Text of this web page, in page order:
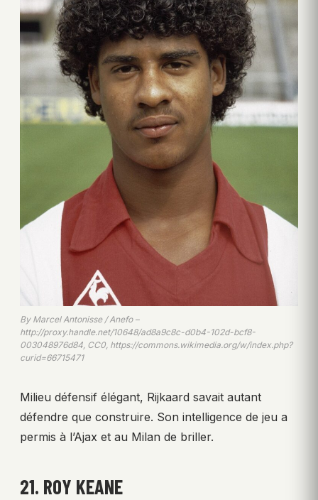
By Marcel Antonisse / Anefo –
http://proxy.handle.net/10648/ad8a9c8c-d0b4-102d-bcf8-
003048976d84, CC0, https://commons.wikimedia.org/w/index.php?
curid=66715471
Milieu défensif élégant, Rijkaard savait autant
défendre que construire. Son intelligence de jeu a
permis à l’Ajax et au Milan de briller.
21. ROY KEANE